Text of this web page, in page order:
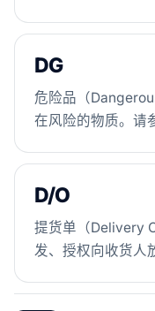
DG
危险品（
在风险的物质。请
D/O
提货单（Delivery
发、授权向收货人